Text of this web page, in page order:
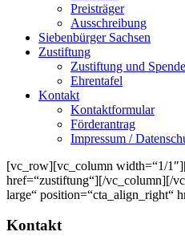
Preisträger
Ausschreibung
Siebenbürger Sachsen
Zustiftung
Zustiftung und
Ehrentafel
Kontakt
Kontaktformular
Förderantrag
Impressum /
[vc_row][vc_column width=“1/
href=“zustiftung“][/vc_column][/
large“ position=“cta_align_right“
Kontakt